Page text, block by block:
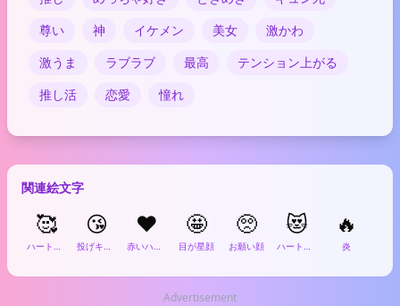
尊い
神 イケメン 美女
激かわ
激うま
ラブラブ 最高
テンション上がる
推し活
恋愛 憧れ
関連絵文字
🥰
ハートの笑顔
😘
投げキッス
❤️
赤いハート
🤩
目が星顔
🥺
お願い顔
😻
ハート目の猫
🔥
炎
Advertisement